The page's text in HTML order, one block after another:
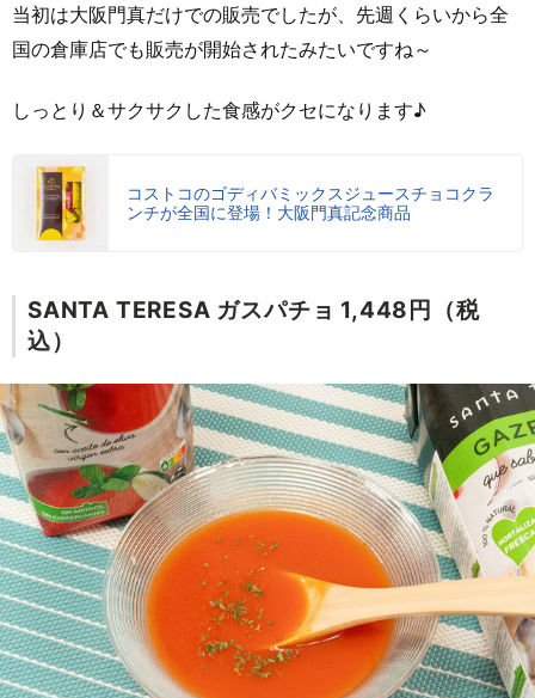
当初は大阪門真だけでの販売でしたが、先週くらいから全
国の倉庫店でも販売が開始されたみたいですね～
しっとり＆サクサクした食感がクセになります♪
コストコのゴディバミックスジュースチョコクラ
ンチが全国に登場！大阪門真記念商品
SANTA TERESA ガスパチョ 1,448円（税
込）